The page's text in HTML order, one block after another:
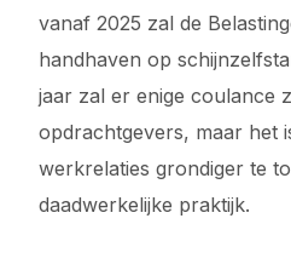
vanaf 2025 zal de
handhaven op
jaar zal er enige coulance
opdrachtgevers, maar het
werkrelaties grondiger te
daadwerkelijke praktijk.